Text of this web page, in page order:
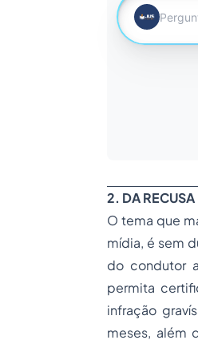
2. DA
O tema que
mídia, é sem
do condutor
permita
infração
meses, além